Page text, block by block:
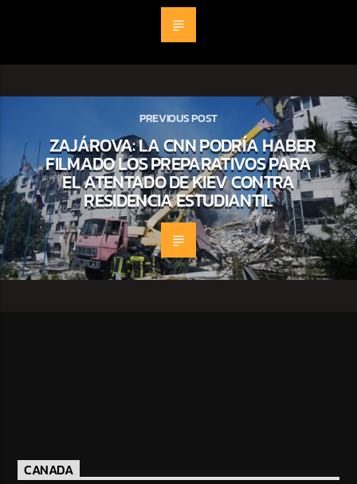
PREVIOUS POST
ZAJÁROVA: LA CNN PODRÍA HABER
FILMADO LOS PREPARATIVOS PARA
EL ATENTADO DE KIEV CONTRA
RESIDENCIA ESTUDIANTIL
CANADA